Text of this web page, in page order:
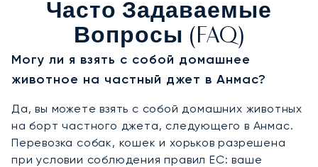
Часто Задаваемые
Вопросы (FAQ)
Могу ли я взять с собой домашнее
животное на частный джет в Анмас?
Да, вы можете взять с собой домашних животных
на борт частного джета, следующего в Анмас.
Перевозка собак, кошек и хорьков разрешена
при условии соблюдения правил ЕС: ваше